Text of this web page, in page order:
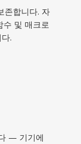
존합니다. 자
수 및 매크로
.
— 기기에